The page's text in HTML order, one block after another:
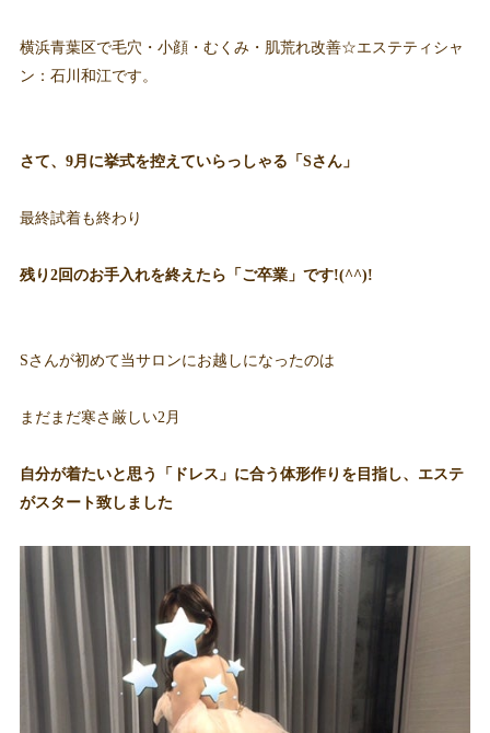
横浜青葉区で毛穴・小顔・むくみ・肌荒れ改善☆エステティシャ
ン：石川和江です。
さて、9月に挙式を控えていらっしゃる「Sさん」
最終試着も終わり
残り2回のお手入れを終えたら「ご卒業」です!(^^)!
Sさんが初めて当サロンにお越しになったのは
まだまだ寒さ厳しい2月
自分が着たいと思う「ドレス」に合う体形作りを目指し、エステ
がスタート致しました